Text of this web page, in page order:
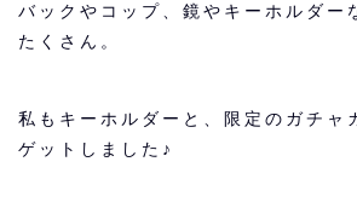
バックやコップ、鏡やキーホルダー
たくさん。
私もキーホルダーと、限定のガチャ
ゲットしました♪